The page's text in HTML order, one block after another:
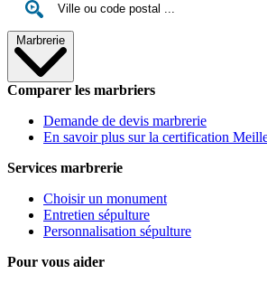
Marbrerie
Comparer les marbriers
Demande de devis marbrerie
En savoir plus sur la certification
Services marbrerie
Choisir un monument
Entretien sépulture
Personnalisation sépulture
Pour vous aider